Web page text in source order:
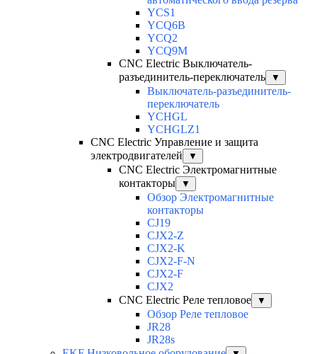
YCS1
YCQ6B
YCQ2
YCQ9M
CNC Electric Выключатель-
разъединитель-переключатель
▼
Выключатель-разъединитель-
переключатель
YCHGL
YCHGLZ1
CNC Electric Управление и защита
электродвигателей
▼
CNC Electric Электромагнитные
контакторы
▼
Обзор Электромагнитные
контакторы
CJ19
CJX2-Z
CJX2-K
CJX2-F-N
CJX2-F
CJX2
CNC Electric Реле тепловое
▼
Обзор Реле тепловое
JR28
JR28s